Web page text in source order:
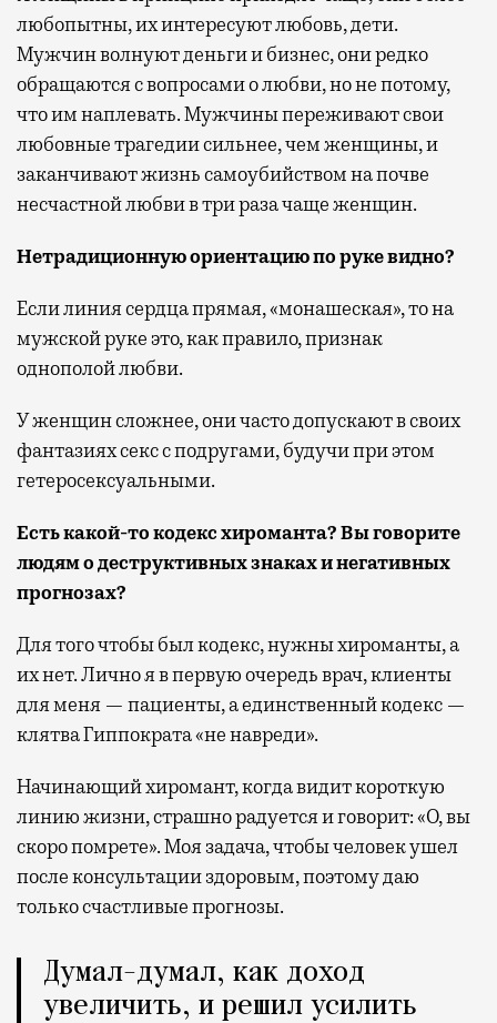
любопытны, их интересуют любовь, дети.
Мужчин волнуют деньги и бизнес, они редко
обращаются с вопросами о любви, но не потому,
что им наплевать. Мужчины переживают свои
любовные трагедии сильнее, чем женщины, и
заканчивают жизнь самоубийством на почве
несчастной любви в три раза чаще женщин.
Нетрадиционную ориентацию по руке видно?
Если линия сердца прямая, «монашеская», то на
мужской руке это, как правило, признак
однополой любви.
У женщин сложнее, они часто допускают в своих
фантазиях секс с подругами, будучи при этом
гетеросексуальными.
Есть какой-то кодекс хироманта?Вы говорите
людям о деструктивных знаках и негативных
прогнозах?
Для того чтобы был кодекс, нужны хироманты, а
их нет. Лично я в первую очередь врач, клиенты
для меня — пациенты, а единственный кодекс —
клятва Гиппократа «не навреди».
Начинающий хиромант, когда видит короткую
линию жизни, страшно радуется и говорит: «О, вы
скоро помрете». Моя задача, чтобы человек ушел
после консультации здоровым, поэтому даю
только счастливые прогнозы.
Думал-думал, как доход
увеличить, и решил усилить